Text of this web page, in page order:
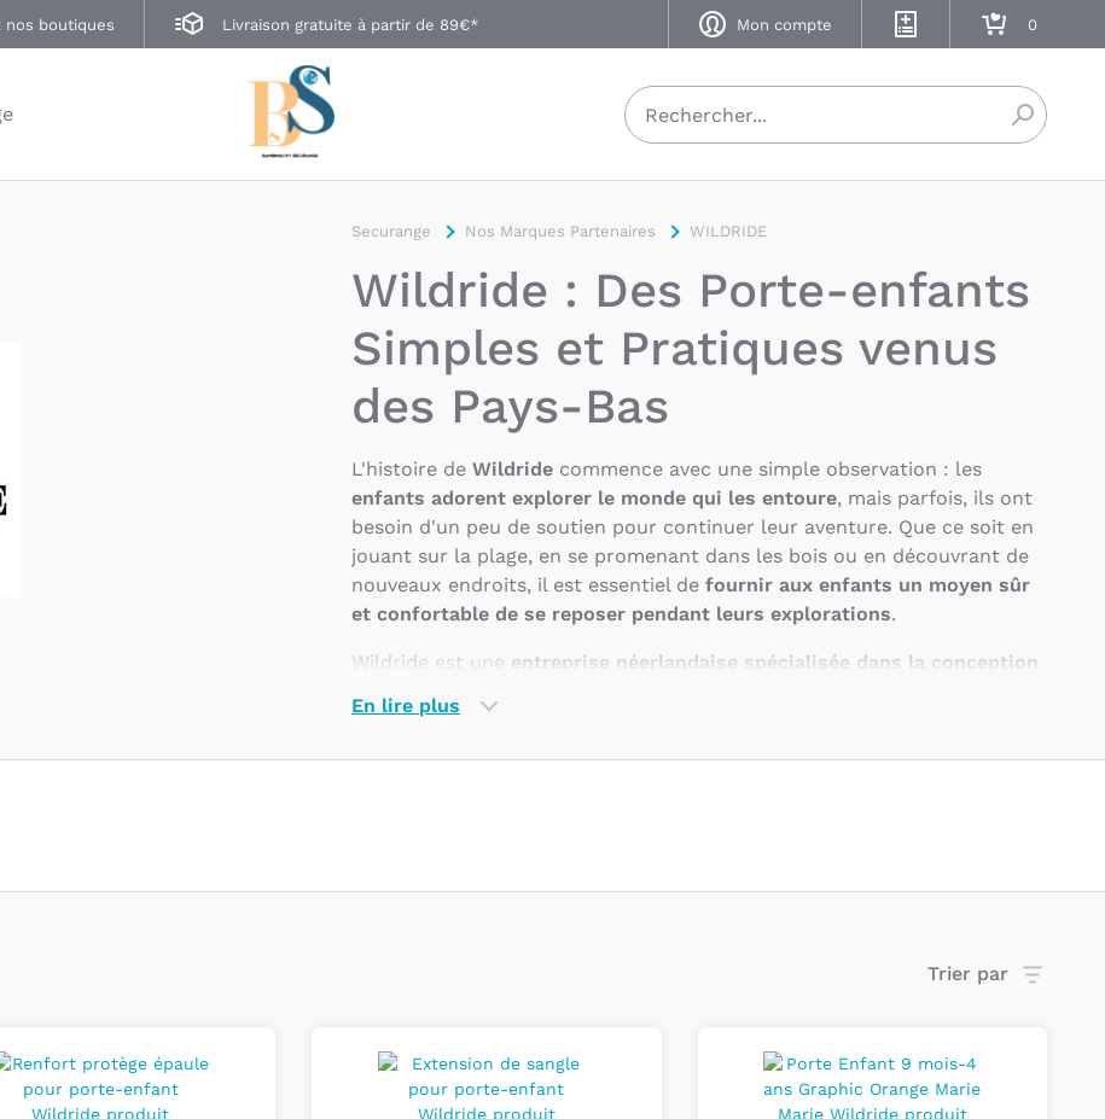
nos boutiques Livraison gratuite à partir de 89€* Mon compte
Mes listes de naissance
Mon panier
Securange Nos Marques Partenaires WILDRIDE
Wildride : Des Porte-enfants
Simples et Pratiques venus
des Pays-Bas
L'histoire de Wildride commence avec une simple observation : les
enfants adorent explorer le monde qui les entoure, mais parfois, ils ont
besoin d'un peu de soutien pour continuer leur aventure. Que ce soit en
jouant sur la plage, en se promenant dans les bois ou en découvrant de
nouveaux endroits, il est essentiel de fournir aux enfants un moyen sûr
et confortable de se reposer pendant leurs explorations.
Wildride est une entreprise néerlandaise spécialisée dans la conception
soucieuses de passer du temps en plein air avec leurs enfants
voyage. C'est un compagnon fidèle qui vous permet de
moments précieux avec votre enfant tout en explorant le monde qui
vous entoure. Conçu pour être etcompact, il est l'outil
En lire plus
Trier par